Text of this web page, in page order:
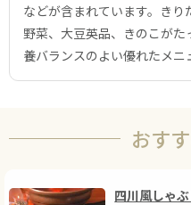
などが含まれています。きり
野菜、大豆英品、きのこが
養バランスのよい優れたメニ
おす
四川風しゃ